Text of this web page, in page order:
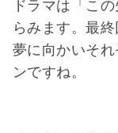
ドラマは「こ
らみます。最
夢に向かいそ
ンですね。